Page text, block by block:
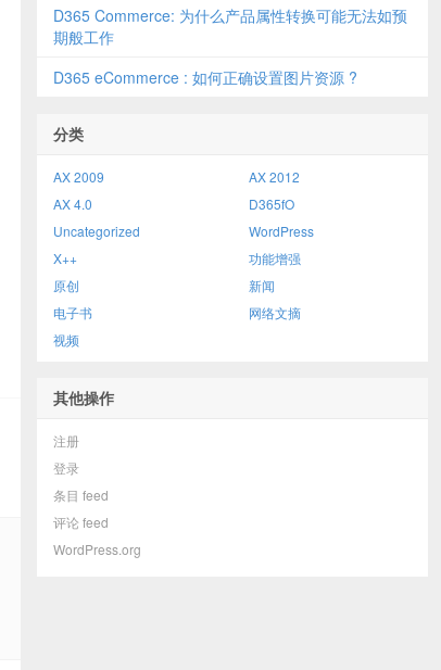
D365 Commerce: 为什么产品属性转换可能无法如预
期般工作
D365 eCommerce : 如何正确设置图片资源 ?
分类
AX 2009
AX 2012
AX 4.0
D365fO
Uncategorized
WordPress
X++
功能增强
原创
新闻
电子书
网络文摘
视频
其他操作
注册
登录
条目 feed
评论 feed
WordPress.org